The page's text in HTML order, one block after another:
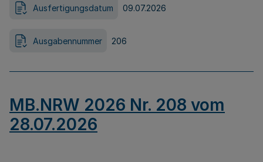
Ausfertigungsdatum 09.07.2026
Ausgabennummer 206
MB.NRW 2026 Nr. 208 vom
28.07.2026